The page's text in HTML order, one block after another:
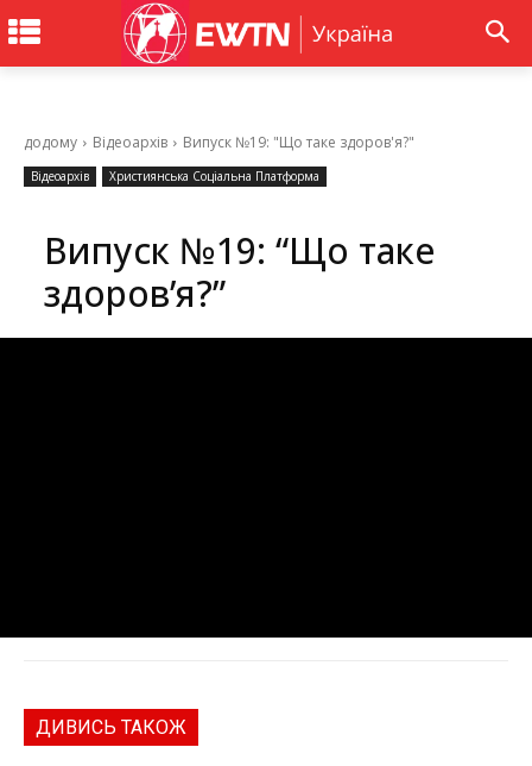
додому Відеоархів Випуск №19: "Що таке здоров'я?"
Відеоархів Християнська Соціальна Платформа
Випуск №19: “Що таке
здоров’я?”
ДИВИСЬ ТАКОЖ